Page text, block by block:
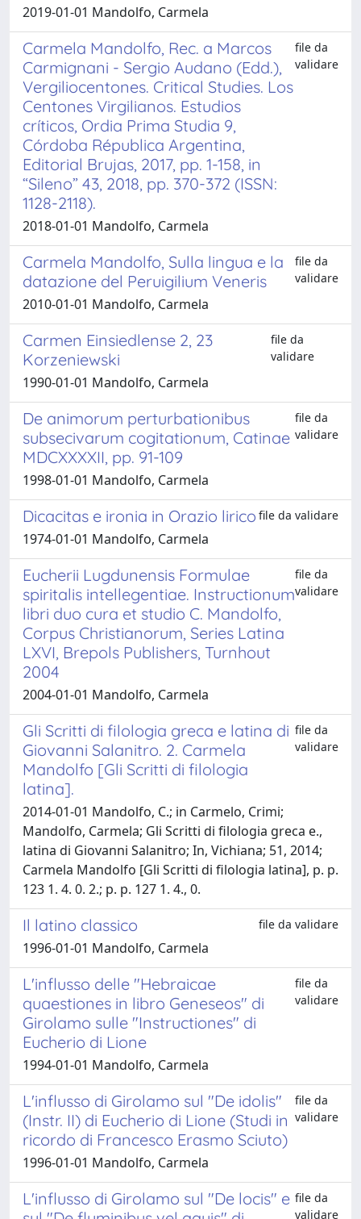
2019-01-01 Mandolfo, Carmela
Carmela Mandolfo, Rec. a Marcos
Carmignani - Sergio Audano (Edd.),
Vergiliocentones. Critical Studies. Los
Centones Virgilianos. Estudios
críticos, Ordia Prima Studia 9,
Córdoba Républica Argentina,
Editorial Brujas, 2017, pp. 1-158, in
“Sileno” 43, 2018, pp. 370-372 (ISSN:
1128-2118).
file da
validare
2018-01-01 Mandolfo, Carmela
Carmela Mandolfo, Sulla lingua e la
datazione del Peruigilium Veneris
file da
validare
2010-01-01 Mandolfo, Carmela
Carmen Einsiedlense 2, 23
Korzeniewski
file da
validare
1990-01-01 Mandolfo, Carmela
De animorum perturbationibus
subsecivarum cogitationum, Catinae
MDCXXXXII, pp. 91-109
file da
validare
1998-01-01 Mandolfo, Carmela
Dicacitas e ironia in Orazio lirico file da validare
1974-01-01 Mandolfo, Carmela
Eucherii Lugdunensis Formulae
spiritalis intellegentiae. Instructionum
libri duo cura et studio C. Mandolfo,
Corpus Christianorum, Series Latina
LXVI, Brepols Publishers, Turnhout
2004
file da
validare
2004-01-01 Mandolfo, Carmela
Gli Scritti di filologia greca e latina di
Giovanni Salanitro. 2. Carmela
Mandolfo [Gli Scritti di filologia
latina].
file da
validare
2014-01-01 Mandolfo, C.; in Carmelo, Crimi;
Mandolfo, Carmela; Gli Scritti di filologia greca e.,
latina di Giovanni Salanitro; In, Vichiana; 51, 2014;
Carmela Mandolfo [Gli Scritti di filologia latina], p. p.
123 1. 4. 0. 2.; p. p. 127 1. 4., 0.
Il latino classico file da validare
1996-01-01 Mandolfo, Carmela
L'influsso delle "Hebraicae
quaestiones in libro Geneseos" di
Girolamo sulle "Instructiones" di
Eucherio di Lione
file da
validare
1994-01-01 Mandolfo, Carmela
L'influsso di Girolamo sul "De idolis"
(Instr. II) di Eucherio di Lione (Studi in
ricordo di Francesco Erasmo Sciuto)
file da
validare
1996-01-01 Mandolfo, Carmela
L'influsso di Girolamo sul "De locis" e file da
validare